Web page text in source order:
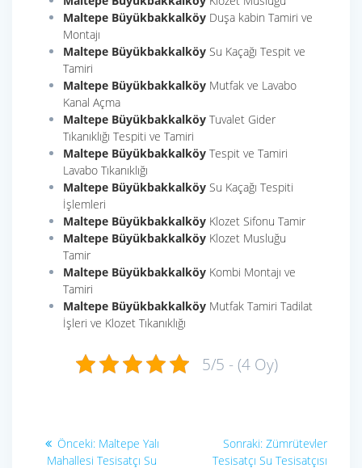
Maltepe Büyükbakkalköy Duşa kabin Tamiri ve
Montajı
Maltepe Büyükbakkalköy Su Kaçağı Tespit ve
Tamiri
Maltepe Büyükbakkalköy Mutfak ve Lavabo
Kanal Açma
Maltepe Büyükbakkalköy Tuvalet Gider
Tıkanıklığı Tespiti ve Tamiri
Maltepe Büyükbakkalköy Tespit ve Tamiri
Lavabo Tıkanıklığı
Maltepe Büyükbakkalköy Su Kaçağı Tespiti
İşlemleri
Maltepe Büyükbakkalköy Klozet Sifonu Tamir
Maltepe Büyükbakkalköy Klozet Musluğu
Tamir
Maltepe Büyükbakkalköy Kombi Montajı ve
Tamiri
Maltepe Büyükbakkalköy Mutfak Tamiri Tadilat
İşleri ve Klozet Tıkanıklığı
5/5 - (4 Oy)
YazıÖnceki: Önceki
yazı:
Maltepe Yalı
Mahallesi Tesisatçı Su
Sonraki: Sonraki
yazı:
Zümrütevler
Tesisatçı Su Tesisatçısı